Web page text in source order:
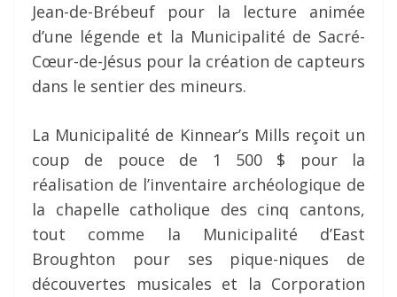
Jean-de-Brébeuf pour la lecture animée
d’une légende et la Municipalité de Sacré-
Cœur-de-Jésus pour la création de capteurs
dans le sentier des mineurs.
La Municipalité de Kinnear’s Mills reçoit un
coup de pouce de 1 500 $ pour la
réalisation de l’inventaire archéologique de
la chapelle catholique des cinq cantons,
tout comme la Municipalité d’East
Broughton pour ses pique-niques de
découvertes musicales et la Corporation